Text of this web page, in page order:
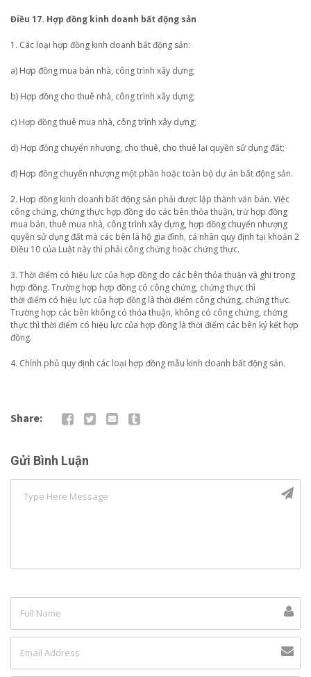
Điều 17. Hợp đồng kinh doanh bất động sản
1. Các loại hợp đồng kinh doanh bất động sản:
a) Hợp đồng mua bán nhà, công trình xây dựng;
b) Hợp đồng cho thuê nhà, công trình xây dựng;
c) Hợp đồng thuê mua nhà, công trình xây dựng;
d) Hợp đồng chuyển nhượng, cho thuê, cho thuê lại quyền sử dụng đất;
đ) Hợp đồng chuyển nhượng một phần hoặc toàn bộ dự án bất động sản.
2. Hợp đồng kinh doanh bất động sản phải được lập thành văn bản. Việc
công chứng, chứng thực hợp đồng do các bên thỏa thuận, trừ hợp đồng
mua bán, thuê mua nhà, công trình xây dựng, hợp đồng chuyển nhượng
quyền sử dụng đất mà các bên là hộ gia đình, cá nhân quy định tại khoản 2
Điều 10 của Luật này thì phải công chứng hoặc chứng thực.
3. Thời điểm có hiệu lực của hợp đồng do các bên thỏa thuận và ghi trong
hợp đồng. Trường hợp hợp đồng có công chứng, chứng thực thì
thời điểm có hiệu lực của hợp đồng là thời điểm công chứng, chứng thực.
Trường hợp các bên không có thỏa thuận, không có công chứng, chứng
thực thì thời điểm có hiệu lực của hợp đồng là thời điểm các bên ký kết hợp
đồng.
4. Chính phủ quy định các loại hợp đồng mẫu kinh doanh bất động sản.
Share:
Gửi Bình Luận